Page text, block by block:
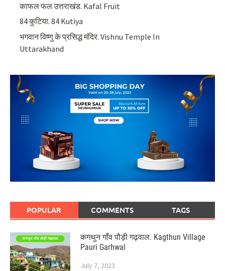
काफल फल उत्तराखंड. Kafal Fruit
84 कुटिया. 84 Kutiya
भगवान विष्णु के प्रसिद्ध मंदिर. Vishnu Temple In
Uttarakhand
POPULAR COMMENTS TAGS
कगथुन गॉंव पौड़ी गढ़वाल. Kagthun Village
Pauri Garhwal
July 7, 2023